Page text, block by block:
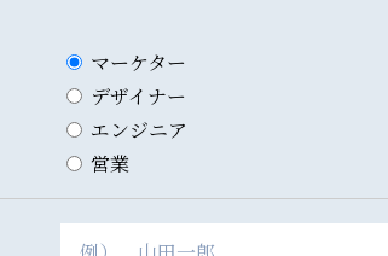
マーケター
デザイナー
エンジニア
営業